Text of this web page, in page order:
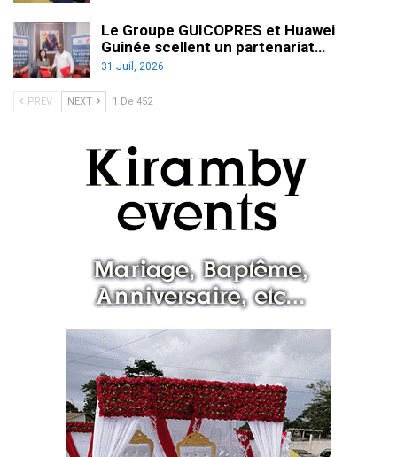
Le Groupe GUICOPRES et Huawei
Guinée scellent un partenariat…
31 Juil, 2026
PREV NEXT 1 De 452